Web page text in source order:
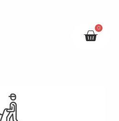
0